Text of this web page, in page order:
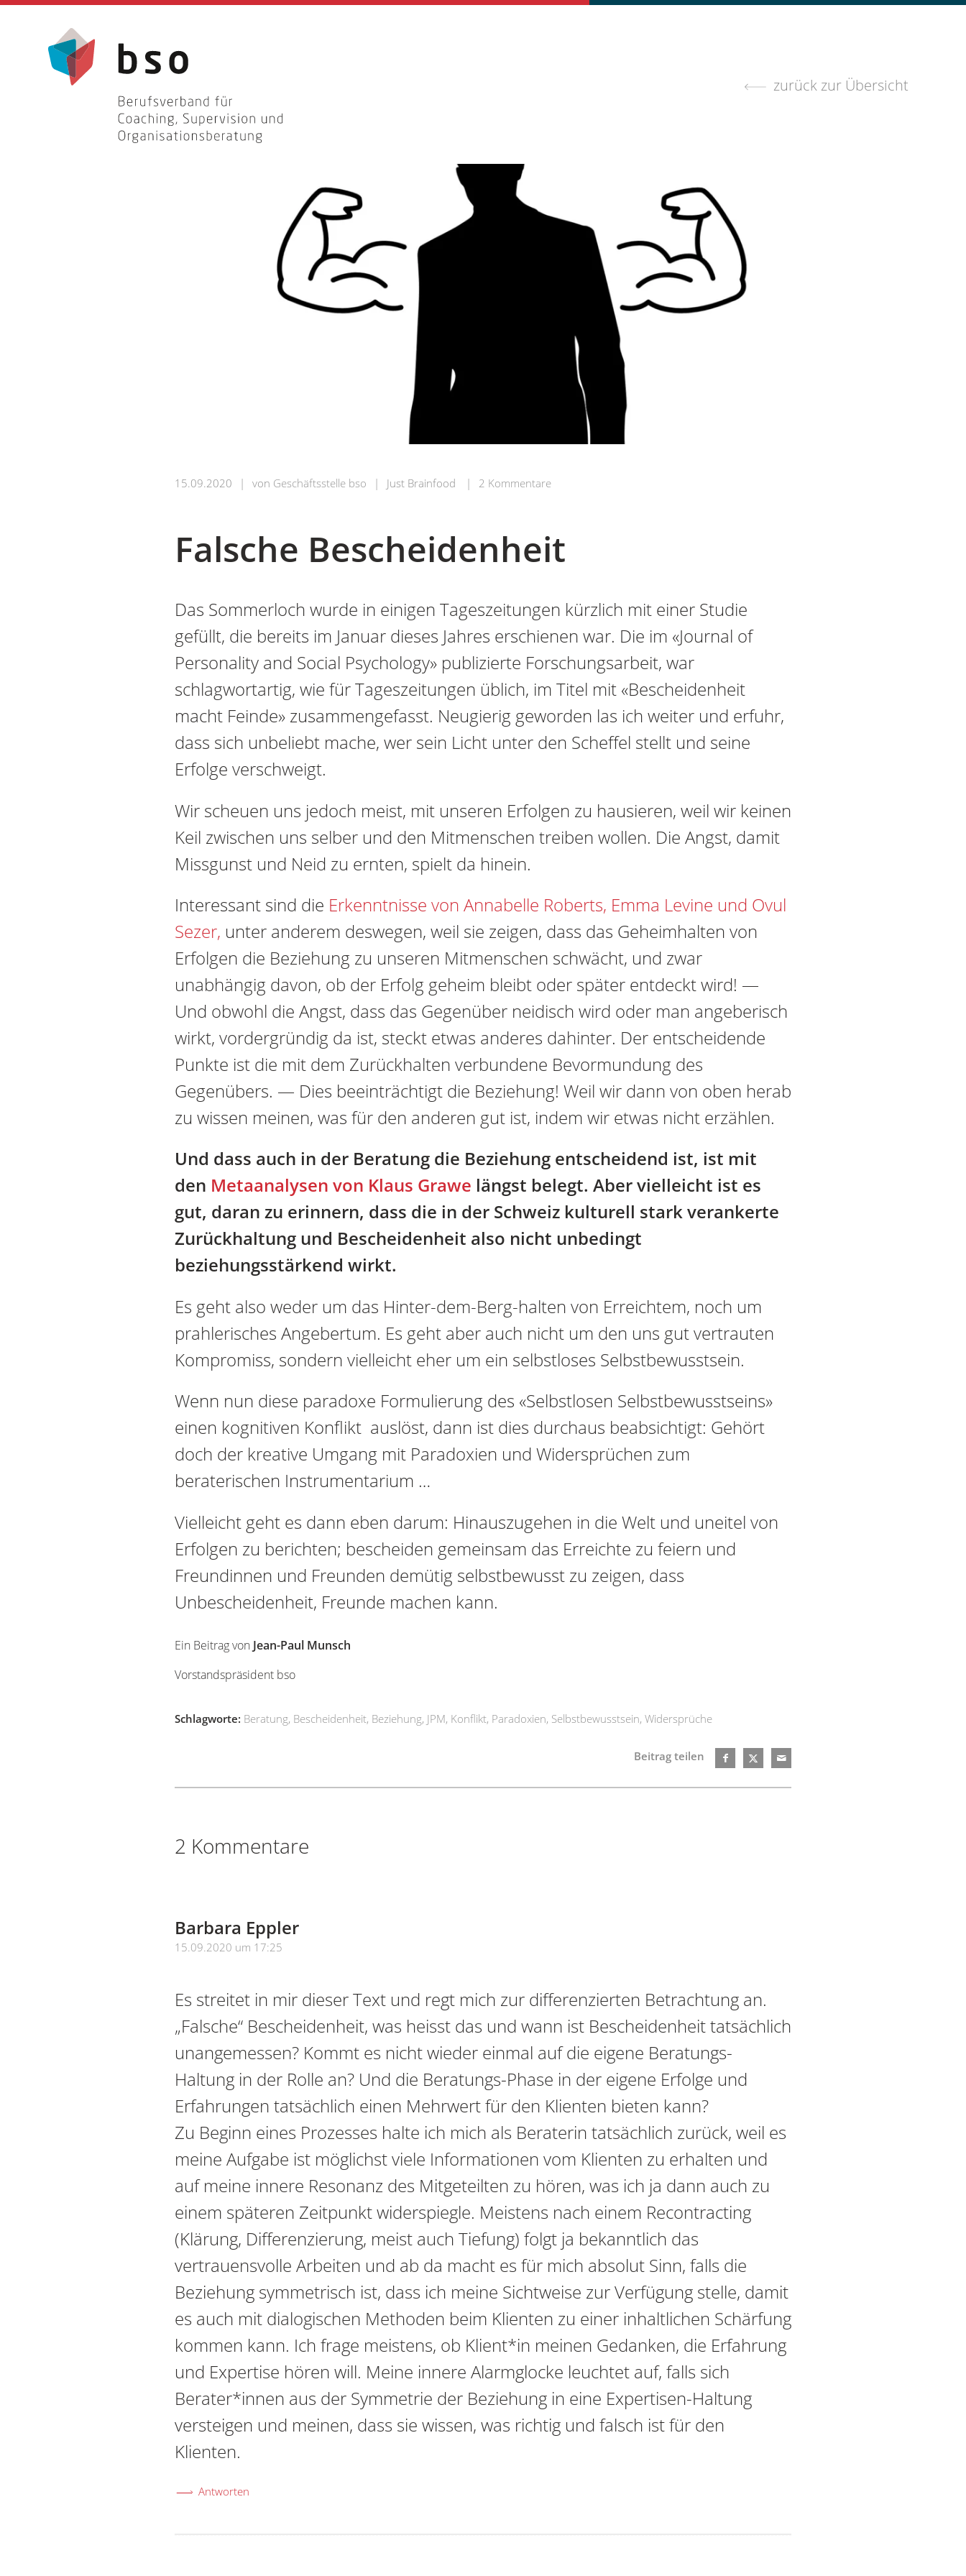
zurück zur Übersicht
15.09.2020 | von Geschäftsstelle bso | Just Brainfood | 2 Kommentare
Falsche Bescheidenheit
Das Sommerloch wurde in einigen Tageszeitungen kürzlich mit einer Studie
gefüllt, die bereits im Januar dieses Jahres erschienen war. Die im «Journal of
Personality and Social Psychology» publizierte Forschungsarbeit, war
schlagwortartig, wie für Tageszeitungen üblich, im Titel mit «Bescheidenheit
macht Feinde» zusammengefasst. Neugierig geworden las ich weiter und erfuhr,
dass sich unbeliebt mache, wer sein Licht unter den Scheffel stellt und seine
Erfolge verschweigt.
Wir scheuen uns jedoch meist, mit unseren Erfolgen zu hausieren, weil wir keinen
Keil zwischen uns selber und den Mitmenschen treiben wollen. Die Angst, damit
Missgunst und Neid zu ernten, spielt da hinein.
Interessant sind die Erkenntnisse von Annabelle Roberts, Emma Levine und Ovul
Sezer, unter anderem deswegen, weil sie zeigen, dass das Geheimhalten von
Erfolgen die Beziehung zu unseren Mitmenschen schwächt, und zwar
unabhängig davon, ob der Erfolg geheim bleibt oder später entdeckt wird! —
Und obwohl die Angst, dass das Gegenüber neidisch wird oder man angeberisch
wirkt, vordergründig da ist, steckt etwas anderes dahinter. Der entscheidende
Punkte ist die mit dem Zurückhalten verbundene Bevormundung des
Gegenübers. — Dies beeinträchtigt die Beziehung! Weil wir dann von oben herab
zu wissen meinen, was für den anderen gut ist, indem wir etwas nicht erzählen.
Und dass auch in der Beratung die Beziehung entscheidend ist, ist mit
den Metaanalysen von Klaus Grawe längst belegt. Aber vielleicht ist es
gut, daran zu erinnern, dass die in der Schweiz kulturell stark verankerte
Zurückhaltung und Bescheidenheit also nicht unbedingt
beziehungsstärkend wirkt.
Es geht also weder um das Hinter-dem-Berg-halten von Erreichtem, noch um
prahlerisches Angebertum. Es geht aber auch nicht um den uns gut vertrauten
Kompromiss, sondern vielleicht eher um ein selbstloses Selbstbewusstsein.
Wenn nun diese paradoxe Formulierung des «Selbstlosen Selbstbewusstseins»
einen kognitiven Konflikt auslöst, dann ist dies durchaus beabsichtigt: Gehört
doch der kreative Umgang mit Paradoxien und Widersprüchen zum
beraterischen Instrumentarium …
Vielleicht geht es dann eben darum: Hinauszugehen in die Welt und uneitel von
Erfolgen zu berichten; bescheiden gemeinsam das Erreichte zu feiern und
Freundinnen und Freunden demütig selbstbewusst zu zeigen, dass
Unbescheidenheit, Freunde machen kann.
Ein Beitrag von Jean-Paul Munsch
Vorstandspräsident bso
Schlagworte: Beratung, Bescheidenheit, Beziehung, JPM, Konflikt, Paradoxien, Selbstbewusstsein, Widersprüche
Beitrag teilen
2 Kommentare
Barbara Eppler
sagte:
15.09.2020 um 17:25
Es streitet in mir dieser Text und regt mich zur differenzierten Betrachtung an.
„Falsche“ Bescheidenheit, was heisst das und wann ist Bescheidenheit tatsächlich
unangemessen? Kommt es nicht wieder einmal auf die eigene Beratungs-
Haltung in der Rolle an? Und die Beratungs-Phase in der eigene Erfolge und
Erfahrungen tatsächlich einen Mehrwert für den Klienten bieten kann?
Zu Beginn eines Prozesses halte ich mich als Beraterin tatsächlich zurück, weil es
meine Aufgabe ist möglichst viele Informationen vom Klienten zu erhalten und
auf meine innere Resonanz des Mitgeteilten zu hören, was ich ja dann auch zu
einem späteren Zeitpunkt widerspiegle. Meistens nach einem Recontracting
(Klärung, Differenzierung, meist auch Tiefung) folgt ja bekanntlich das
vertrauensvolle Arbeiten und ab da macht es für mich absolut Sinn, falls die
Beziehung symmetrisch ist, dass ich meine Sichtweise zur Verfügung stelle, damit
es auch mit dialogischen Methoden beim Klienten zu einer inhaltlichen Schärfung
kommen kann. Ich frage meistens, ob Klient*in meinen Gedanken, die Erfahrung
und Expertise hören will. Meine innere Alarmglocke leuchtet auf, falls sich
Berater*innen aus der Symmetrie der Beziehung in eine Expertisen-Haltung
versteigen und meinen, dass sie wissen, was richtig und falsch ist für den
Klienten.
Antworten